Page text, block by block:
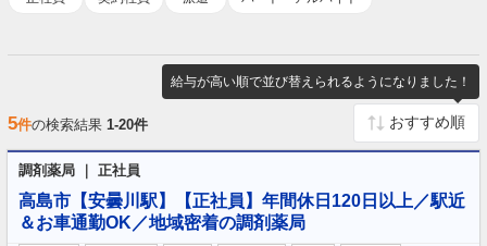
給与が高い順で並び替えられるようになりました！
5件の検索結果 1-20件
調剤薬局 ｜ 正社員
高島市【安曇川駅】【正社員】年間休日120日以上／駅近
＆お車通勤OK／地域密着の調剤薬局